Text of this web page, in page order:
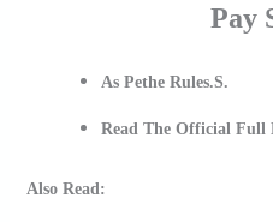
Pay
As Pethe Rules.s.
Read The Official Full
Also Read: